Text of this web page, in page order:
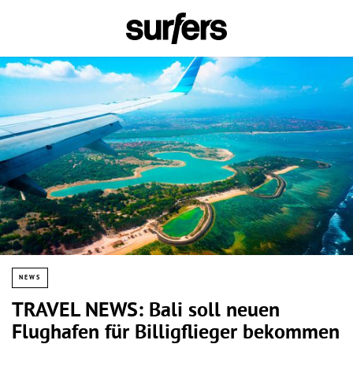
NEWS
TRAVEL NEWS: Bali soll neuen
Flughafen für Billigflieger bekommen